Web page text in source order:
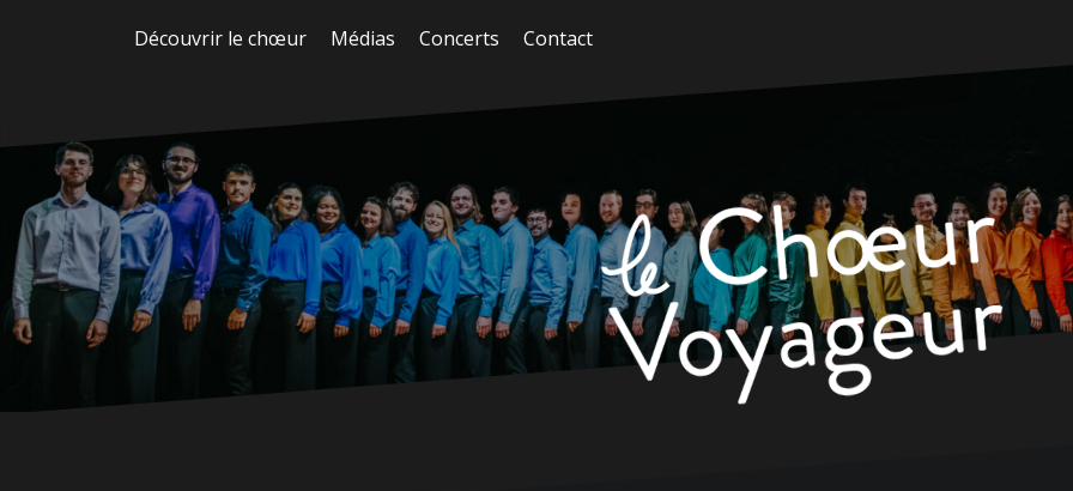
Découvrir le chœur Médias Concerts Contact